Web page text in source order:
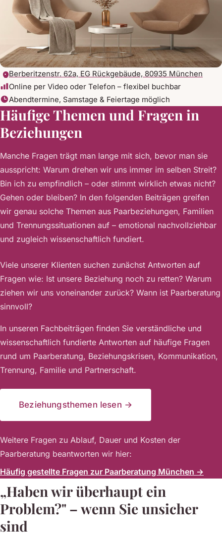
Berberitzenstr. 62a, EG Rückgebäude, 80935 München
Online per Video oder Telefon – flexibel buchbar
Abendtermine, Samstage & Feiertage möglich
Häufige Themen und Fragen in
Beziehungen
Manche Fragen trägt man lange mit sich, bevor man sie
ausspricht: Warum drehen wir uns immer im selben Streit?
Bin ich zu empfindlich – oder stimmt wirklich etwas nicht?
Gehen oder bleiben? In den folgenden Beiträgen greifen
wir genau solche Themen aus Paarbeziehungen, Familien
und Trennungssituationen auf – emotional nachvollziehbar
und zugleich wissenschaftlich fundiert.
Viele unserer Klienten suchen zunächst Antworten auf
Fragen wie: Ist unsere Beziehung noch zu retten? Warum
ziehen wir uns voneinander zurück? Wann ist Paarberatung
sinnvoll?
In unseren Fachbeiträgen finden Sie verständliche und
wissenschaftlich fundierte Antworten auf häufige Fragen
rund um Paarberatung, Beziehungskrisen, Kommunikation,
Trennung, Familie und Partnerschaft.
Beziehungsthemen lesen →
Weitere Fragen zu Ablauf, Dauer und Kosten der
Paarberatung beantworten wir hier:
Häufig gestellte Fragen zur Paarberatung München →
„Haben wir überhaupt ein
Problem?" – wenn Sie unsicher
sind